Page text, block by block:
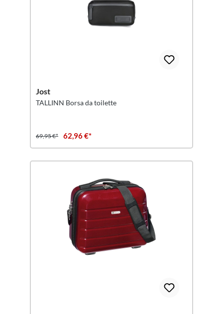
Jost
TALLINN Borsa da toilette
69,95 €* 62,96 €*